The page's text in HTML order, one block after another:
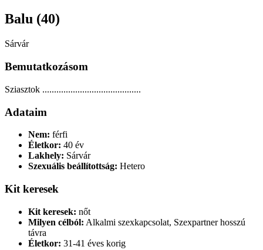
Balu (40)
Sárvár
Bemutatkozásom
Sziasztok ..........................................
Adataim
Nem: férfi
Életkor: 40 év
Lakhely: Sárvár
Szexuális beállítottság: Hetero
Kit keresek
Kit keresek: nőt
Milyen célból: Alkalmi szexkapcsolat, Szexpartner hosszú
távra
Életkor: 31-41 éves korig